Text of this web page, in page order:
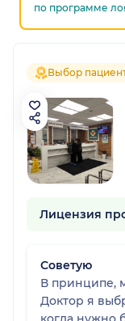
по программе
Выбор
Лицензия
Советую
В принципе,
Доктор я